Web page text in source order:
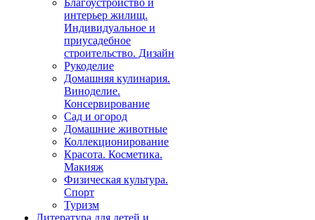
Благоустройство и
интерьер жилищ.
Индивидуальное и
приусадебное
строительство. Дизайн
Рукоделие
Домашняя кулинария.
Виноделие.
Консервирование
Сад и огород
Домашние животные
Коллекционирование
Красота. Косметика.
Макияж
Физическая культура.
Спорт
Туризм
Литература для детей и